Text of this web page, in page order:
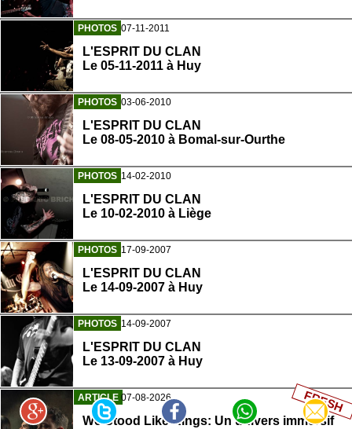
PHOTOS 07-11-2011
L'ESPRIT DU CLAN
Le 05-11-2011 à Huy
PHOTOS 03-06-2010
L'ESPRIT DU CLAN
Le 08-05-2010 à Bomal-sur-Ourthe
PHOTOS 14-02-2010
L'ESPRIT DU CLAN
Le 10-02-2010 à Liège
PHOTOS 17-09-2007
L'ESPRIT DU CLAN
Le 14-09-2007 à Huy
PHOTOS 14-09-2007
L'ESPRIT DU CLAN
Le 13-09-2007 à Huy
ARTICLE 07-08-2026
We Stood Like Kings: Un univers immersif
FRESH